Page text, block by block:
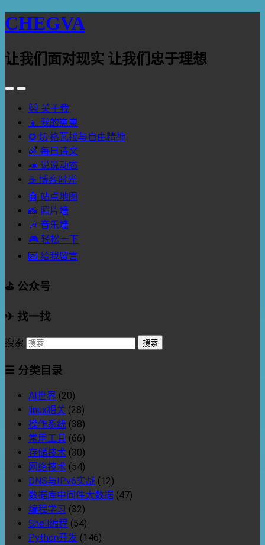
CHEGVA
让我们面对现实 让我们忠于理想
😺 关于我
👧 我的崽崽
✪ 切·格瓦拉与自由精神
🌈 每日诗文
📣 说说动态
☕ 博客时光
🤖 站点地图
📸 照片墙
🎶 音乐墙
🎮 轻松一下
💌 给我留言
⛳ 公众号
✈ 找一找
搜索
☰ 分类目录
AI世界 (20)
linux相关 (28)
操作系统 (38)
常用工具 (66)
存储技术 (30)
网络技术 (54)
DNS与IPv6实战 (12)
数据库中间件大数据 (47)
编程学习 (32)
Shell编程 (54)
Python开发 (146)